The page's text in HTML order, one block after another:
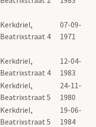
Kerkdriel,
Beatrixstraat 4
07-09-
1971
Kerkdriel,
Beatrixstraat 4
12-04-
1983
Kerkdriel,
Beatrixstraat 5
24-11-
1980
Kerkdriel,
Beatrixstraat 5
19-06-
1984